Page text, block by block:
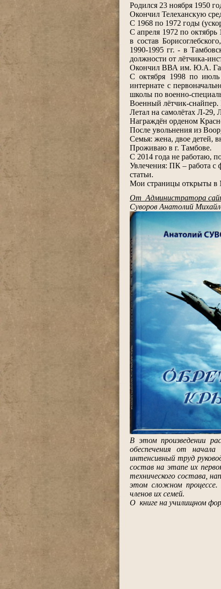
Родился 23 ноября 1950
Окончил Телеханскую
С 1968 по 1972 годы
С апреля 1972 по
в состав
1990-1995 гг. - в
должности от лётчика-
Окончил ВВА им. Ю.А.
С октября 1998 по июль
интернате с
школы по военно-
Военный лётчик-снайпер.
Летал на самолётах Л-
Награждён орденом
После увольнения из
Семья: жена, двое детей,
Проживаю в г. Тамбове.
С 2014 года не работаю,
Увлечения: ПК – работа с
статьи.
Мои страницы открыты
От Администратора
Суворов Анатолий
В этом произведении
обеспечения от
интенсивный труд
состав на этапе их
технического состава,
этом сложном
членов их семей.
О книге на училищном